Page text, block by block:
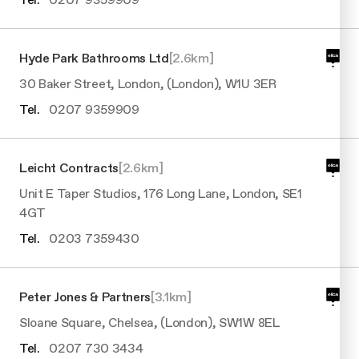
Hyde Park Bathrooms Ltd[2.6km]
30 Baker Street, London, (London), W1U 3ER
Tel. 0207 9359909
Leicht Contracts[2.6km]
Unit E Taper Studios, 176 Long Lane, London, SE1
4GT
Tel. 0203 7359430
Peter Jones & Partners[3.1km]
Sloane Square, Chelsea, (London), SW1W 8EL
Tel. 0207 730 3434